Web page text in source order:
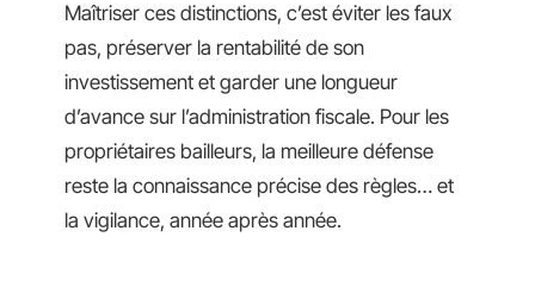
Maîtriser ces distinctions, c’est éviter les faux
pas, préserver la rentabilité de son
investissement et garder une longueur
d’avance sur l’administration fiscale. Pour les
propriétaires bailleurs, la meilleure défense
reste la connaissance précise des règles… et
la vigilance, année après année.